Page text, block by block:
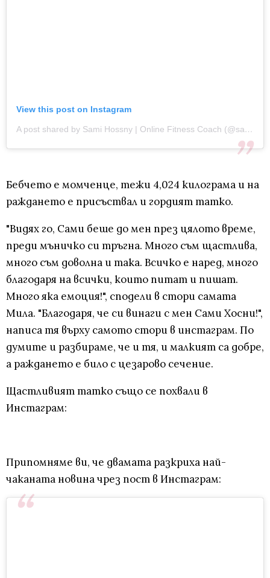
View this post on Instagram
A post shared by Sami Hossny | Online Fitness Coach (@samihossny)
Бебчето е момченце, тежи 4,024 килограма и на
раждането е присъствал и гордият татко.
"Видях го, Сами беше до мен през цялото време,
преди мъничко си тръгна. Много съм щастлива,
много съм доволна и така. Всичко е наред, много
благодаря на всички, които питат и пишат.
Много яка емоция!", сподели в стори самата
Мила. "Благодаря, че си винаги с мен Сами Хосни!",
написа тя върху самото стори в инстаграм. По
думите и разбираме, че и тя, и малкият са добре,
а раждането е било с цезарово сечение.
Щастливият татко също се похвали в
Инстаграм:
Припомняме ви, че двамата разкриха най-
чаканата новина чрез пост в Инстаграм: